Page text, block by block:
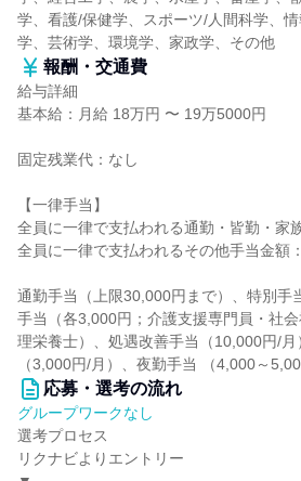
学、看護/保健学、スポーツ/人間科学、
学、芸術学、環境学、家政学、その他
報酬・交通費
給与詳細
基本給：月給 18万円 〜 19万5000円
固定残業代：なし
【一律手当】
全員に一律で支払われる通勤・皆勤・家
全員に一律で支払われるその他手当金額
通勤手当（上限30,000円まで）、特別手
手当（各3,000円；介護支援専門員・社
理栄養士）、処遇改善手当（10,000円/月
（3,000円/月）、夜勤手当 （4,000～
応募・選考の流れ
グループワークなし
選考プロセス
リクナビよりエントリー